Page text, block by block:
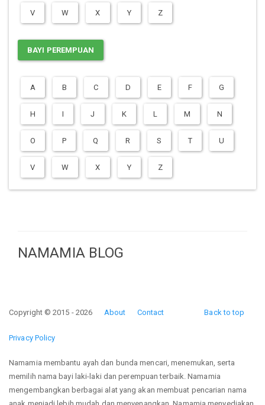
V W X Y Z
BAYI PEREMPUAN
A B C D E F G
H I J K L M N
O P Q R S T U
V W X Y Z
NAMAMIA BLOG
Back to top
Copyright © 2015 - 2026 About Contact
Privacy Policy
Namamia membantu ayah dan bunda mencari, menemukan, serta
memilih nama bayi laki-laki dan perempuan terbaik. Namamia
mengembangkan berbagai alat yang akan membuat pencarian nama